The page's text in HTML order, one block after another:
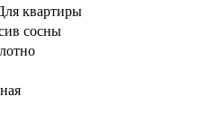
квартиры
сосны